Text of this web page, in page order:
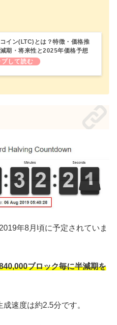
イン(LTC)とは？特徴・価格推
期・将来性と2025年価格予想
年8月頃に予定されていま
ブロック毎に半減期を
速度は約2.5分です。